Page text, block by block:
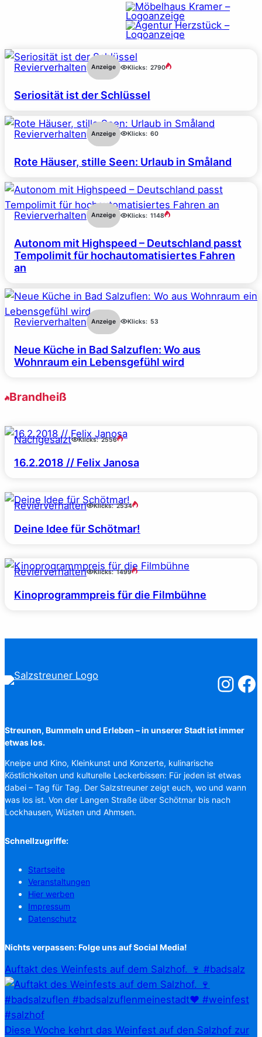
Revierverhalten Anzeige Klicks: 2790
Seriosität ist der Schlüssel
Revierverhalten Anzeige Klicks: 60
Rote Häuser, stille Seen: Urlaub in Småland
Revierverhalten Anzeige Klicks: 1148
Autonom mit Highspeed – Deutschland passt
Tempolimit für hochautomatisiertes Fahren
an
Revierverhalten Anzeige Klicks: 53
Neue Küche in Bad Salzuflen: Wo aus
Wohnraum ein Lebensgefühl wird
Brandheiß
Nachgesalzt Klicks: 2556
16.2.2018 // Felix Janosa
Revierverhalten Klicks: 2534
Deine Idee für Schötmar!
Revierverhalten Klicks: 1499
Kinoprogrammpreis für die Filmbühne
Streunen, Bummeln und Erleben – in unserer Stadt ist immer
etwas los.
Kneipe und Kino, Kleinkunst und Konzerte, kulinarische
Köstlichkeiten und kulturelle Leckerbissen: Für jeden ist etwas
dabei – Tag für Tag. Der Salzstreuner zeigt euch, wo und wann
was los ist. Von der Langen Straße über Schötmar bis nach
Lockhausen, Wüsten und Ahmsen.
Schnellzugriffe:
Startseite
Veranstaltungen
Hier werben
Impressum
Datenschutz
Nichts verpassen: Folge uns auf Social Media!
Auftakt des Weinfests auf dem Salzhof. 🍷 #badsalz
Diese Woche kehrt das Weinfest auf den Salzhof zur